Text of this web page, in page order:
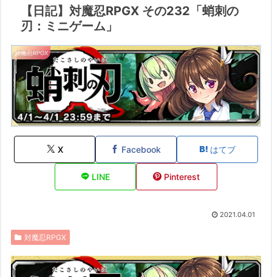
【日記】対魔忍RPGX その232「蛸刺の
刃：ミニゲーム」
対魔忍RPGX
X Facebook はてブ
LINE Pinterest
2021.04.01
対魔忍RPGX